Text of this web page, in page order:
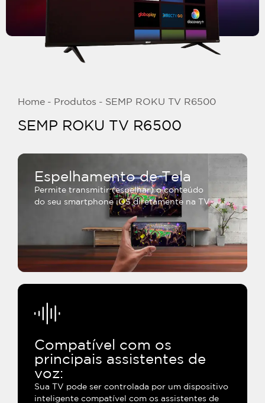
Home - Produtos - SEMP ROKU TV R6500
SEMP ROKU TV R6500
Espelhamento de Tela
Permite transmitir (espelhar) o conteúdo
do seu smartphone iOS diretamente na TV.
Compatível com os
principais assistentes de
voz:
Sua TV pode ser controlada por um dispositivo
inteligente compatível com os assistentes de